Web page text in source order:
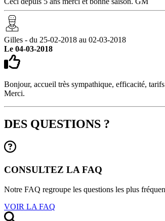
Gilles - du 25-02-2018 au 02-03-2018
Le 04-03-2018
Bonjour, accueil très sympathique, efficacité,
Merci.
DES QUESTIONS ?
CONSULTEZ LA FAQ
Notre FAQ regroupe les questions les plus
VOIR LA FAQ